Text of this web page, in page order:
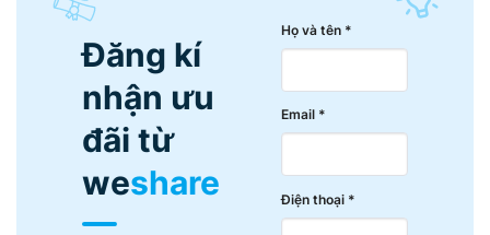
Đăng kí
nhận ưu
đãi từ
weshare
Họ và tên *
Email *
Điện thoại *